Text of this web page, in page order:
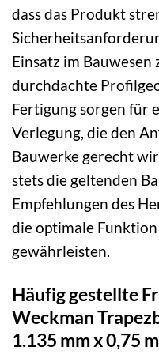
dass das Produkt
Einsatz im Bauwesen
durchdachte
Fertigung sorgen für
Verlegung, die den
Bauwerke gerecht
stets die geltenden
Empfehlungen des
die optimale
gewährleisten.
Häufig gestellte
Weckman
1.135 mm x 0,75